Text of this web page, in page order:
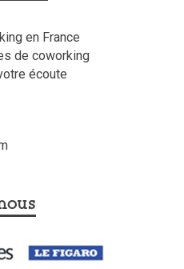
en France
de coworking
écoute